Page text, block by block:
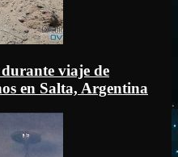
viaje de
en Salta, Argentina